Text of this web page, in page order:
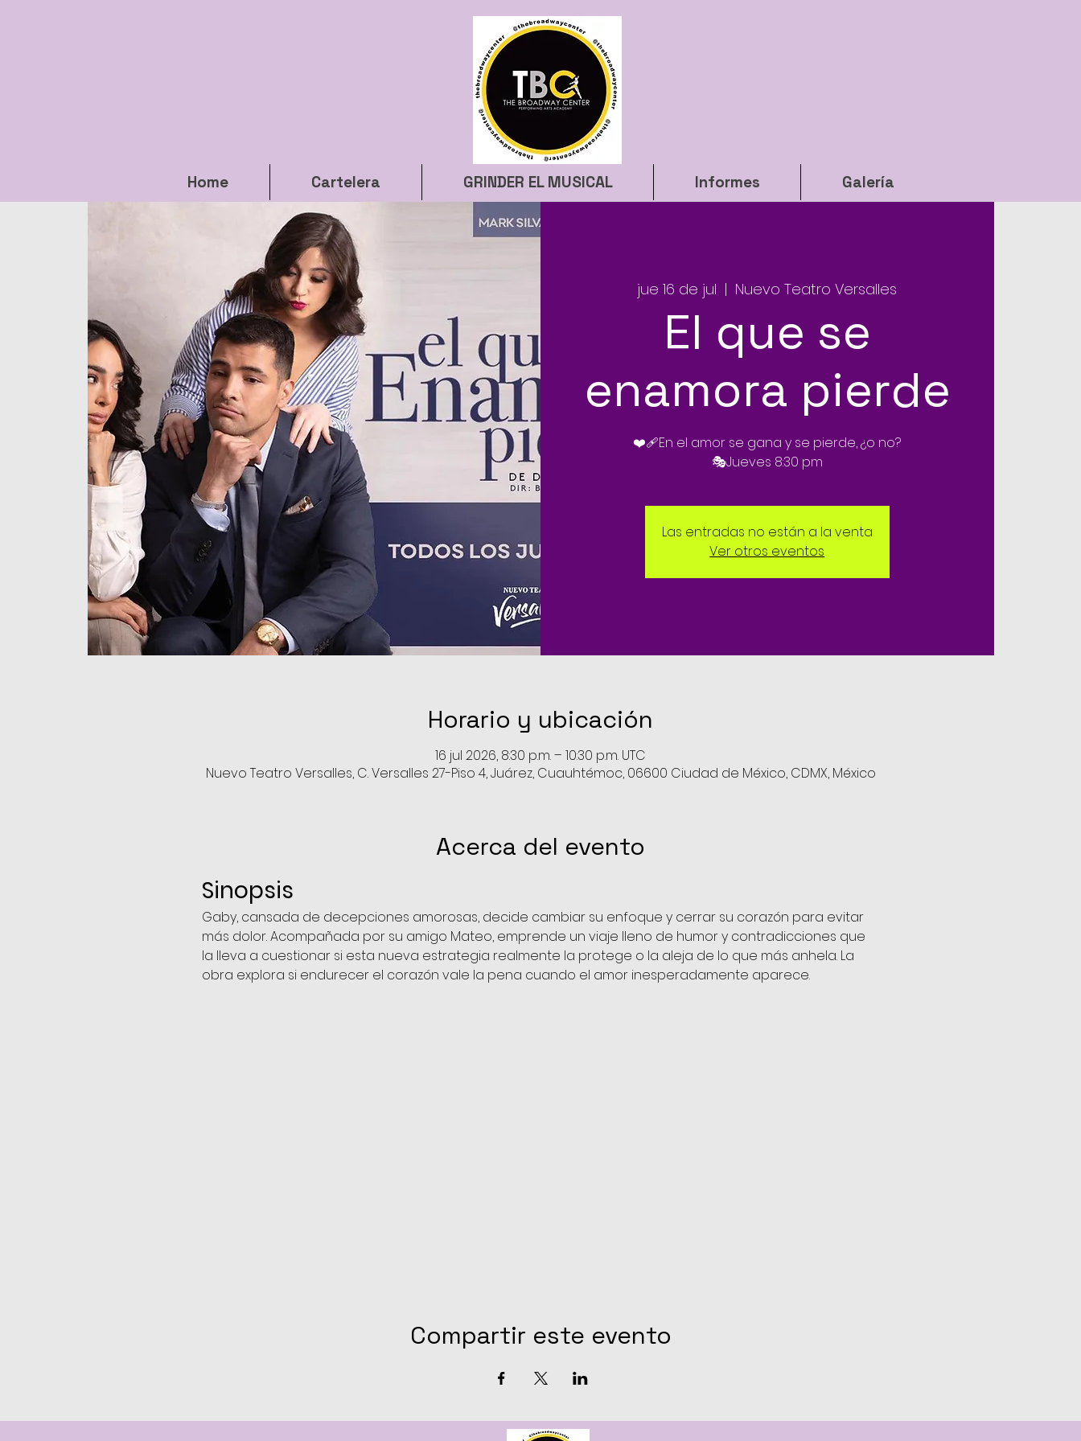
Home Cartelera GRINDER EL MUSICAL Informes Galería
jue 16 de jul
  |
Nuevo Teatro Versalles
El que se
enamora pierde
❤️‍🩹En el amor se gana y se pierde, ¿o no?
🎭Jueves 8:30 pm
Las entradas no están a la venta
Ver otros eventos
Horario y ubicación
16 jul 2026, 8:30 p.m. – 10:30 p.m. UTC
Nuevo Teatro Versalles, C. Versalles 27-Piso 4, Juárez, Cuauhtémoc, 06600 Ciudad de México, CDMX, México
Acerca del evento
Sinopsis
Gaby, cansada de decepciones amorosas, decide cambiar su enfoque y cerrar su corazón para evitar
más dolor. Acompañada por su amigo Mateo, emprende un viaje lleno de humor y contradicciones que
la lleva a cuestionar si esta nueva estrategia realmente la protege o la aleja de lo que más anhela. La
obra explora si endurecer el corazón vale la pena cuando el amor inesperadamente aparece.
Compartir este evento